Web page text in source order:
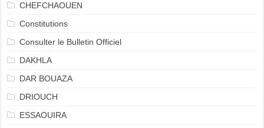
CHEFCHAOUEN
Constitutions
Consulter le Bulletin Officiel
DAKHLA
DAR BOUAZA
DRIOUCH
ESSAOUIRA